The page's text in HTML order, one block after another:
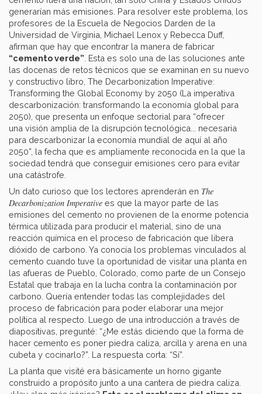
generarían más emisiones. Para resolver este problema, los
profesores de la Escuela de Negocios Darden de la
Universidad de Virginia, Michael Lenox y Rebecca Duff,
afirman que hay que encontrar la manera de fabricar
“cemento verde” . Esta es solo una de las soluciones ante
las docenas de retos técnicos que se examinan en su nuevo
y constructivo libro, The Decarbonization Imperative:
Transforming the Global Economy by 2050 (La imperativa
descarbonización: transformando la economía global para
2050), que presenta un enfoque sectorial para “ofrecer
una visión amplia de la disrupción tecnológica... necesaria
para descarbonizar la economía mundial de aquí al año
2050”, la fecha que es ampliamente reconocida en la que la
sociedad tendrá que conseguir emisiones cero para evitar
una catástrofe.
Un dato curioso que los lectores aprenderán en The
Decarbonization Imperative es que la mayor parte de las
emisiones del cemento no provienen de la enorme potencia
térmica utilizada para producir el material, sino de una
reacción química en el proceso de fabricación que libera
dióxido de carbono. Ya conocía los problemas vinculados al
cemento cuando tuve la oportunidad de visitar una planta en
las afueras de Pueblo, Colorado, como parte de un Consejo
Estatal que trabaja en la lucha contra la contaminación por
carbono. Quería entender todas las complejidades del
proceso de fabricación para poder elaborar una mejor
política al respecto. Luego de una introducción a través de
diapositivas, pregunté: “¿Me estás diciendo que la forma de
hacer cemento es poner piedra caliza, arcilla y arena en una
cubeta y cocinarlo?”. La respuesta corta: “Sí”.
La planta que visité era básicamente un horno gigante
construido a propósito junto a una cantera de piedra caliza.